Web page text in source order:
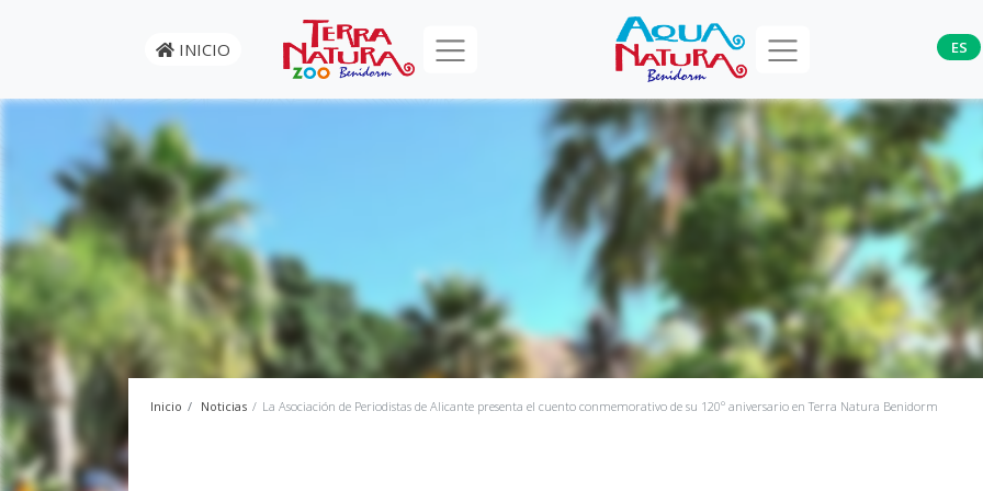
INICIO ES
Inicio Noticias La Asociación de Periodistas de Alicante presenta el cuento conmemorativo de su 120º aniversario en Terra Natura Benidorm